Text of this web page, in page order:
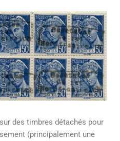
des timbres détachés pour
(principalement une